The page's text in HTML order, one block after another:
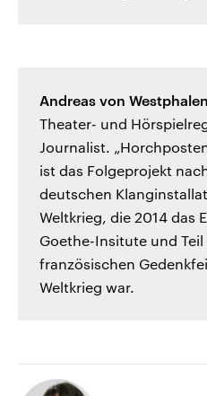
Andreas von Westphalen
Theater- und
Journalist.
ist das Folgeprojekt
deutschen
Weltkrieg, die 2014 das
Goethe-Insitute und
französischen
Weltkrieg war.